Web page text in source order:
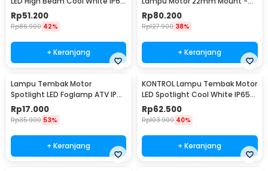
10W 9-85V - U5
Rp51.200
Rp86.900 42%
+ Keranjang
F2243
Rp80.200
Rp127.900 38%
+ Keranjang
Lampu Tembak Motor
Spotlight LED Foglamp ATV IP65
Cool White 9W 12V - L5
Rp17.000
Rp35.900 53%
+ Keranjang
KONTROL Lampu Tembak Motor
LED Spotlight Cool White IP65
8W 9-20V - U7
Rp62.500
Rp103.900 40%
+ Keranjang